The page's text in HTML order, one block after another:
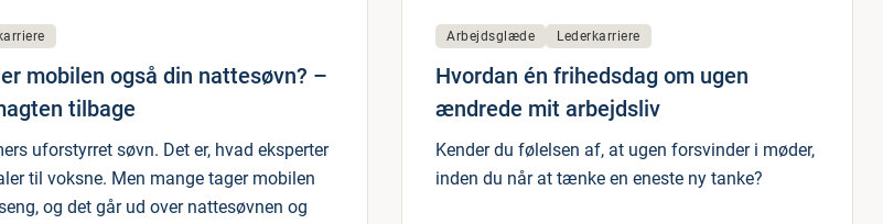
mobilen også din nattesøvn? –
tilbage
uforstyrret søvn. Det er, hvad eksperter
til voksne. Men mange tager mobilen
og det går ud over nattesøvnen og
Arbejdsglæde Lederkarriere
Hvordan én frihedsdag om ugen
ændrede mit arbejdsliv
Kender du følelsen af, at ugen forsvinder i møder,
inden du når at tænke en eneste ny tanke?